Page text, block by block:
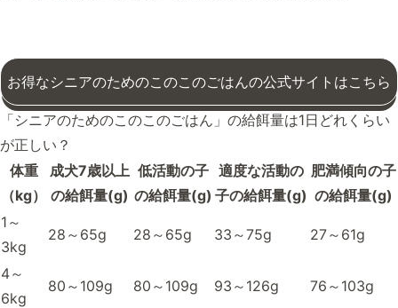
お得なシニアのためのこのこのごはんの公式サイトはこちら
「シニアのためのこのこのごはん」の給餌量は1日どれくらい
が正しい？
体重
（kg）
成犬7歳以上
の給餌量(g)
低活動の子
の給餌量(g)
適度な活動の
子の給餌量(g)
肥満傾向の子
の給餌量(g)
1～
3kg
28～65g 28～65g 33～75g 27～61g
4～
6kg
80～109g 80～109g 93～126g 76～103g